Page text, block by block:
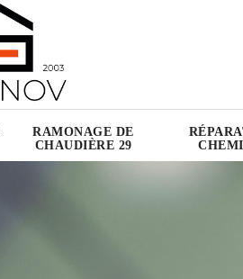
RAMONAGE DE
CHAUDIÈRE 29